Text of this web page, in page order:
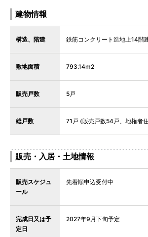
建物情報
構造、階建 鉄筋コンクリート造地上14階
敷地面積 793.14m2
販売戸数 5戸
総戸数 71戸 (販売戸数54戸、地権者
販売・入居・土地情報
販売スケジュ
ール
先着順申込受付中
完成日又は予
定日
2027年9月下旬予定